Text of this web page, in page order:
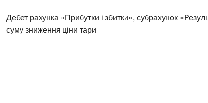
Дебет рахунка «Прибутки і збитки», субрахунок
суму зниження ціни тари